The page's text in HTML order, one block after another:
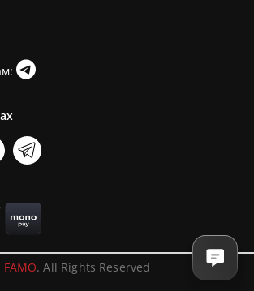
FAMO. All Rights Reserved